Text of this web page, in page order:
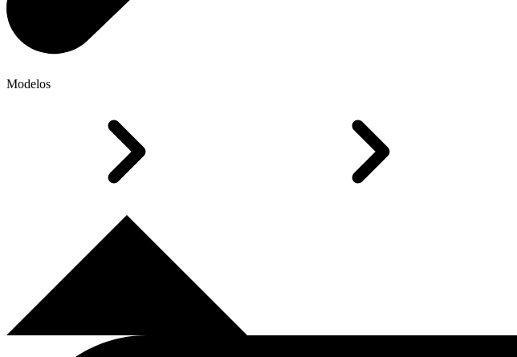
Modelos